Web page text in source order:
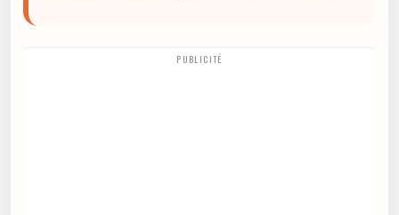
PUBLICITÉ